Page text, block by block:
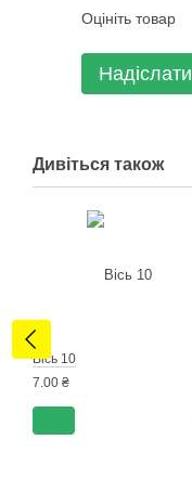
Оцініть товар
Надіслати
Дивіться також
Вісь 10
7.00 ₴